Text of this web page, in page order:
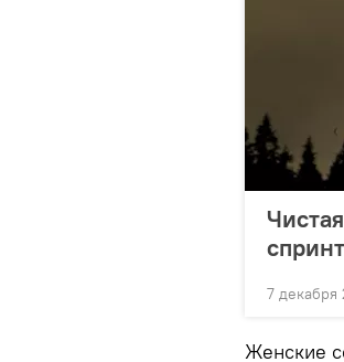
7 декабря
Женские